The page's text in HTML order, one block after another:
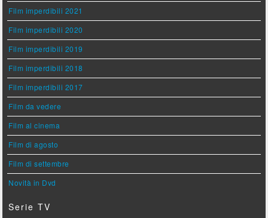
Film imperdibili 2021
Film imperdibili 2020
Film imperdibili 2019
Film imperdibili 2018
Film imperdibili 2017
Film da vedere
Film al cinema
Film di agosto
Film di settembre
Novità in Dvd
Serie TV